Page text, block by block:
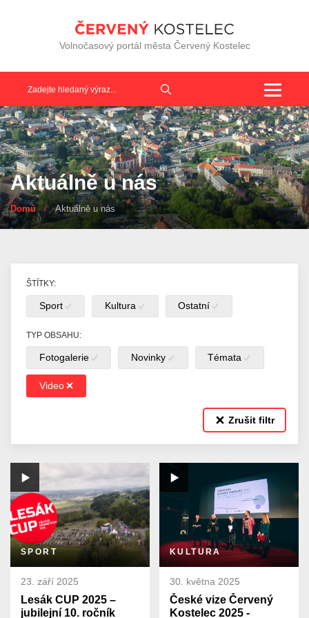
Volnočasový portál města Červený Kostelec
Aktuálně u nás
Domů / Aktuálně u nás
ŠTÍTKY:
Sport Kultura Ostatní
TYP OBSAHU:
Fotogalerie Novinky Témata
Video
Zrušit filtr
SPORT
23. září 2025
Lesák CUP 2025 –
jubilejní 10. ročník
KULTURA
30. května 2025
České vize Červený
Kostelec 2025 -